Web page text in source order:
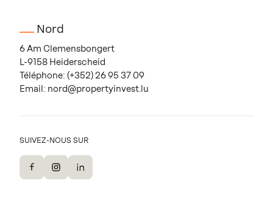
Nord
6 Am Clemensbongert
L-9158 Heiderscheid
Téléphone: (+352) 26 95 37 09
Email: nord@propertyinvest.lu
SUIVEZ-NOUS SUR
FacebookInstagram
LinkedIn